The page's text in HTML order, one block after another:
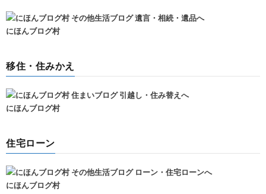
にほんブログ村
移住・住みかえ
にほんブログ村
住宅ローン
にほんブログ村